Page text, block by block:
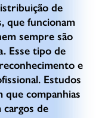
de
que funcionam
sempre são
Esse tipo de
e
Estudos
que companhias
de